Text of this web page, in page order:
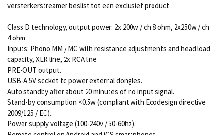
versterkerstreamer beslist tot een exclusief product
Class D technology, output power: 2x 200w / ch 8 ohm, 2x250w / ch
4 ohm
Inputs: Phono MM / MC with resistance adjustments and head load
capacity, XLR line, 2x RCA line
PRE-OUT output.
USB-A 5V socket to power external dongles.
Auto standby after about 20 minutes of no input signal.
Stand-by consumption <0.5w (compliant with Ecodesign directive
2009/125 / EC).
Power supply voltage (100-240v / 50-60hz).